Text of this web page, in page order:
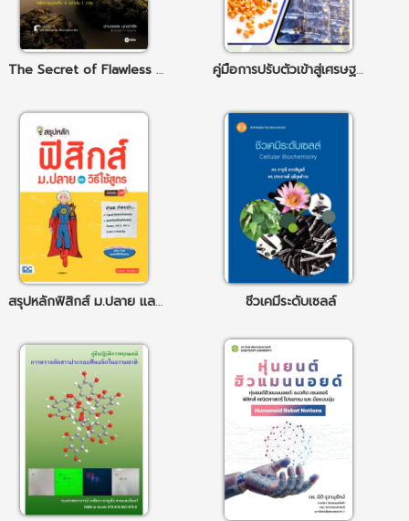
The Secret of Flawless Photography : เคล็ดลับความสำเร็จในการถ่ายภาพที่สมบูรณ์แบบ คู่มือการปรับตัวเข้าสู่เศรษฐกิจสีเขียว (พลาสติก)
สรุปหลักฟิสิกส์ ม.ปลาย และวิธีใช้สูตร มั่นใจเต็ม 100 ชีวเคมีระดับเซลล์